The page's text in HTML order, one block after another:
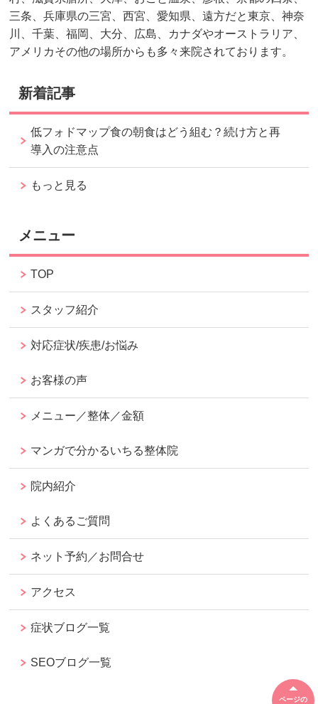
三条、兵庫県の三宮、西宮、愛知県、遠方だと東京、神奈
川、千葉、福岡、大分、広島、カナダやオーストラリア、
アメリカその他の場所からも多々来院されております。
新着記事
低フォドマップ食の朝食はどう組む？続け方と再
導入の注意点
もっと見る
メニュー
TOP
スタッフ紹介
対応症状/疾患/お悩み
お客様の声
メニュー／整体／金額
マンガで分かるいちる整体院
院内紹介
よくあるご質問
ネット予約／お問合せ
アクセス
症状ブログ一覧
SEOブログ一覧
ページの